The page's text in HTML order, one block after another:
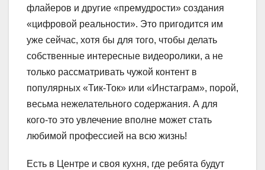
флайеров и другие «премудрости» создания
«цифровой реальности». Это пригодится им
уже сейчас, хотя бы для того, чтобы делать
собственные интересные видеоролики, а не
только рассматривать чужой контент в
популярных «Тик-Ток» или «Инстаграм», порой,
весьма нежелательного содержания. А для
кого-то это увлечение вполне может стать
любимой профессией на всю жизнь!
Есть в Центре и своя кухня, где ребята будут